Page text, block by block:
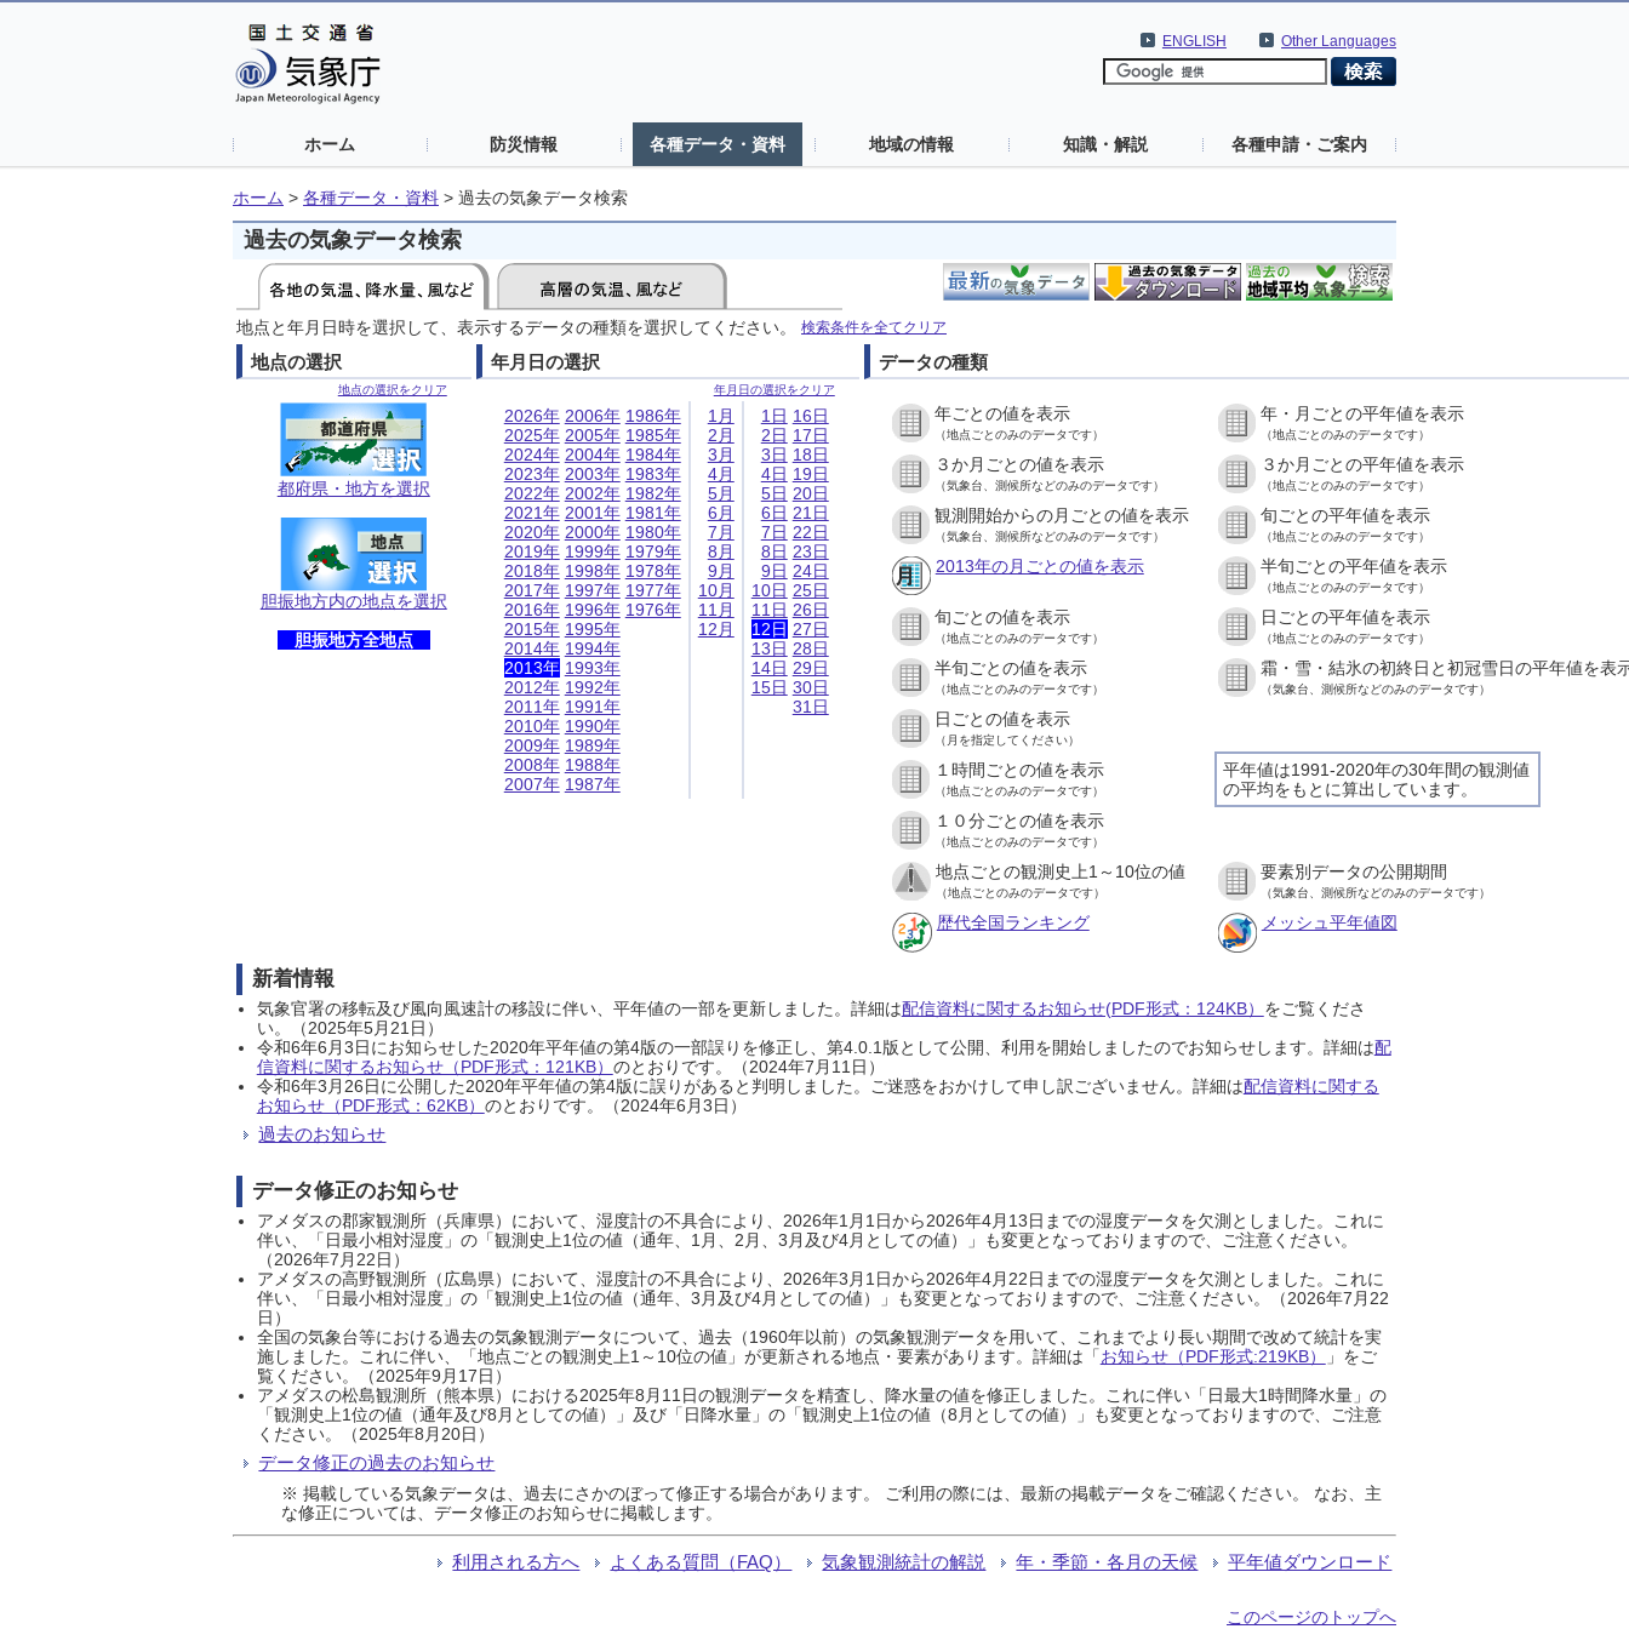
Other Languages
ENGLISH
ホーム 防災情報 各種データ・資料 地域の情報 知識・解説 各種申請・ご案内
ホーム > 各種データ・資料 > 過去の気象データ検索
過去の気象データ検索
地点と年月日時を選択して、表示するデータの種類を選択してください。 検索条件を全てクリア
地点の選択
地点の選択をクリア
都府県・地方を選択
胆振地方内の地点を選択
胆振地方全地点
年月日の選択
年月日の選択をクリア
2026年
2025年
2024年
2023年
2022年
2021年
2020年
2019年
2018年
2017年
2016年
2015年
2014年
2013年
2012年
2011年
2010年
2009年
2008年
2007年
2006年
2005年
2004年
2003年
2002年
2001年
2000年
1999年
1998年
1997年
1996年
1995年
1994年
1993年
1992年
1991年
1990年
1989年
1988年
1987年
1986年
1985年
1984年
1983年
1982年
1981年
1980年
1979年
1978年
1977年
1976年
1月
2月
3月
4月
5月
6月
7月
8月
9月
10月
11月
12月
1日
2日
3日
4日
5日
6日
7日
8日
9日
10日
11日
12日
13日
14日
15日
16日
17日
18日
19日
20日
21日
22日
23日
24日
25日
26日
27日
28日
29日
30日
31日
データの種類
年ごとの値を表示
（地点ごとのみのデータです）
年・月ごとの平年値を表示
（地点ごとのみのデータです）
３か月ごとの値を表示
（気象台、測候所などのみのデータです）
３か月ごとの平年値を表示
（地点ごとのみのデータです）
観測開始からの月ごとの値を表示
（気象台、測候所などのみのデータです）
旬ごとの平年値を表示
（地点ごとのみのデータです）
2013年の月ごとの値を表示 半旬ごとの平年値を表示
（地点ごとのみのデータです）
旬ごとの値を表示
（地点ごとのみのデータです）
日ごとの平年値を表示
（地点ごとのみのデータです）
半旬ごとの値を表示
（地点ごとのみのデータです）
霜・雪・結氷の初終日と初冠雪日の平年値を表
（気象台、測候所などのみのデータです）
日ごとの値を表示
（月を指定してください）
平年値は1991-2020年の30年間の観測値
の平均をもとに算出しています。
１時間ごとの値を表示
（地点ごとのみのデータです）
１０分ごとの値を表示
（地点ごとのみのデータです）
地点ごとの観測史上1～10位の値
（地点ごとのみのデータです）
要素別データの公開期間
（気象台、測候所などのみのデータです）
歴代全国ランキング メッシュ平年値図
新着情報
気象官署の移転及び風向風速計の移設に伴い、平年値の一部を更新しました。詳細は配信資料に関するお知らせ(PDF形式：124KB） をご覧くださ
い。（2025年5月21日）
令和6年6月3日にお知らせした2020年平年値の第4版の一部誤りを修正し、第4.0.1版として公開、利用を開始しましたのでお知らせします。詳細は配
信資料に関するお知らせ（PDF形式：121KB） のとおりです。（2024年7月11日）
令和6年3月26日に公開した2020年平年値の第4版に誤りがあると判明しました。ご迷惑をおかけして申し訳ございません。詳細は配信資料に関する
お知らせ（PDF形式：62KB） のとおりです。（2024年6月3日）
過去のお知らせ
データ修正のお知らせ
アメダスの郡家観測所（兵庫県）において、湿度計の不具合により、2026年1月1日から2026年4月13日までの湿度データを欠測としました。これに
伴い、「日最小相対湿度」の「観測史上1位の値（通年、1月、2月、3月及び4月としての値）」も変更となっておりますので、ご注意ください。
（2026年7月22日）
アメダスの高野観測所（広島県）において、湿度計の不具合により、2026年3月1日から2026年4月22日までの湿度データを欠測としました。これに
伴い、「日最小相対湿度」の「観測史上1位の値（通年、3月及び4月としての値）」も変更となっておりますので、ご注意ください。（2026年7月22
日）
全国の気象台等における過去の気象観測データについて、過去（1960年以前）の気象観測データを用いて、これまでより長い期間で改めて統計を実
施しました。これに伴い、「地点ごとの観測史上1～10位の値」が更新される地点・要素があります。詳細は「お知らせ（PDF形式:219KB）
」をご
覧ください。（2025年9月17日）
アメダスの松島観測所（熊本県）における2025年8月11日の観測データを精査し、降水量の値を修正しました。これに伴い「日最大1時間降水量」の
「観測史上1位の値（通年及び8月としての値）」及び「日降水量」の「観測史上1位の値（8月としての値）」も変更となっておりますので、ご注意
ください。（2025年8月20日）
データ修正の過去のお知らせ
※ 掲載している気象データは、過去にさかのぼって修正する場合があります。 ご利用の際には、最新の掲載データをご確認ください。 なお、主
な修正については、データ修正のお知らせに掲載します。
利用される方へ よくある質問（FAQ） 気象観測統計の解説 年・季節・各月の天候 平年値ダウンロード
このページのトップへ